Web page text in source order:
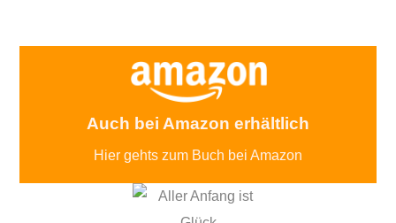
Auch bei Amazon erhältlich
Hier gehts zum Buch bei Amazon